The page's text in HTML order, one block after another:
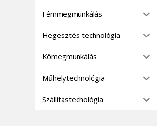
Fémmegmunkálás
Hegesztés technológia
Kőmegmunkálás
Műhelytechnológia
Szállítástechológia